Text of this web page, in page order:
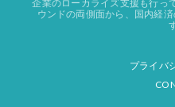
企業のローカライズ支援も行っ
ウンドの両側面から、国内経
プライバ